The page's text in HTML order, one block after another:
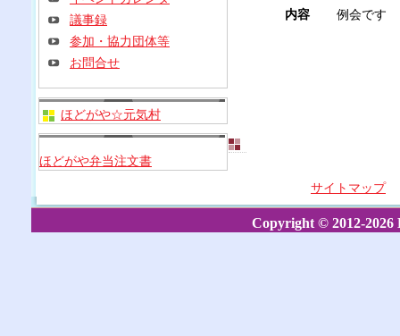
内容
例会です
議事録
参加・協力団体等
お問合せ
ほどがや☆元気村
ほどがや弁当注文書
サイトマップ
Copyright © 2012-2026